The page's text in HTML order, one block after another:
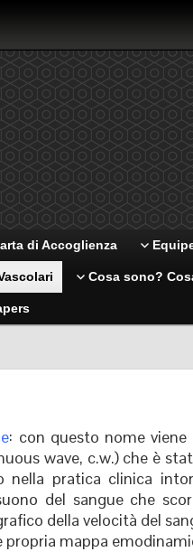
di Accoglienza
Cosa sono?
: con questo nome
wave, c.w.) che è
nella pratica clinica
del sangue che
della velocità del
propria mappa